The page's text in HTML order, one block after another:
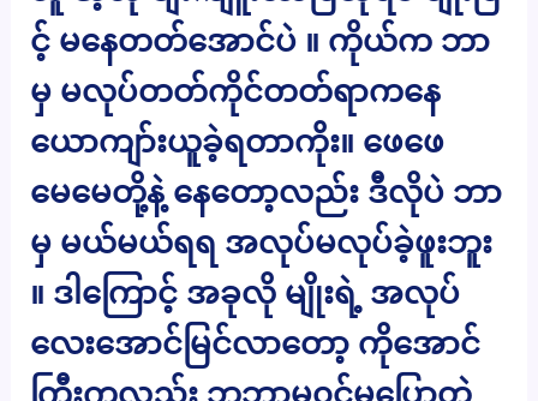
င့် မနေတတ်အောင်ပဲ ။ ကိုယ်က ဘာ
မှ မလုပ်တတ်ကိုင်တတ်ရာကနေ
ယောကျာ်းယူခဲ့ရတာကိုး။ ဖေဖေ
မေမေတို့နဲ့ နေတော့လည်း ဒီလိုပဲ ဘာ
မှ မယ်မယ်ရရ အလုပ်မလုပ်ခဲ့ဖူးဘူး
။ ဒါကြောင့် အခုလို မျိုးရဲ့ အလုပ်
လေးအောင်မြင်လာတော့ ကိုအောင်
ကြီးကလည်း ဘဘာမှ၀င်မပြောတဲ့